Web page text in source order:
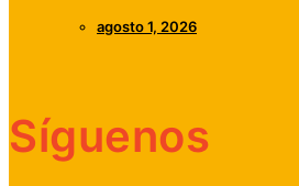
agosto 1, 2026
Síguenos